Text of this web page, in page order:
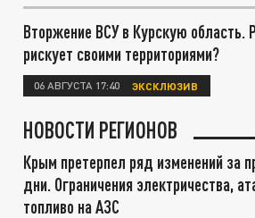
Вторжение ВСУ в Курскую область.
рискует своими территориями?
06 АВГУСТА 17:40 ЭКСКЛЮЗИВ
НОВОСТИ РЕГИОНОВ
Крым претерпел ряд изменений за
дни. Ограничения электричества,
топливо на АЗС